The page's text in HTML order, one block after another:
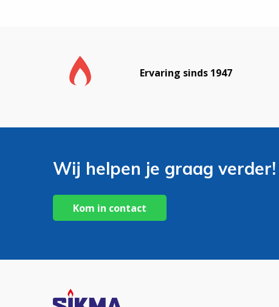
Ervaring sinds 1947
Wij helpen je graag verder!
Kom in contact